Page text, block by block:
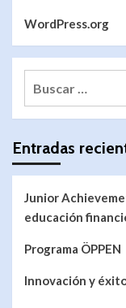
WordPress.org
Entradas
Junior
educación
Programa ÖPPEN
Innovación y